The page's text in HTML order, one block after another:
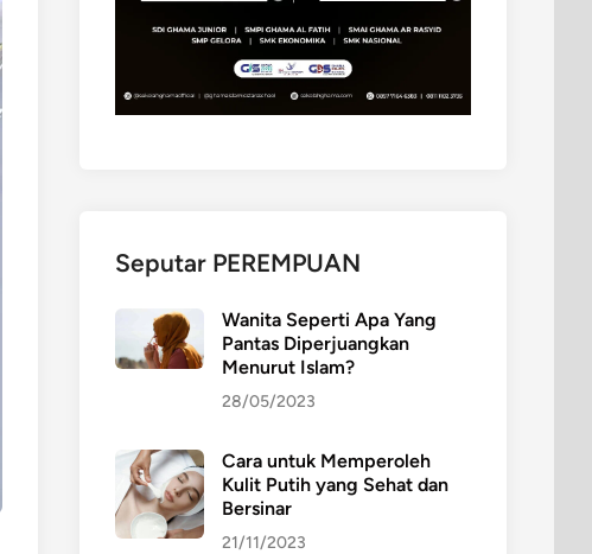
Seputar PEREMPUAN
Wanita Seperti Apa Yang
Pantas Diperjuangkan
Menurut Islam?
28/05/2023
Cara untuk Memperoleh
Kulit Putih yang Sehat dan
Bersinar
21/11/2023